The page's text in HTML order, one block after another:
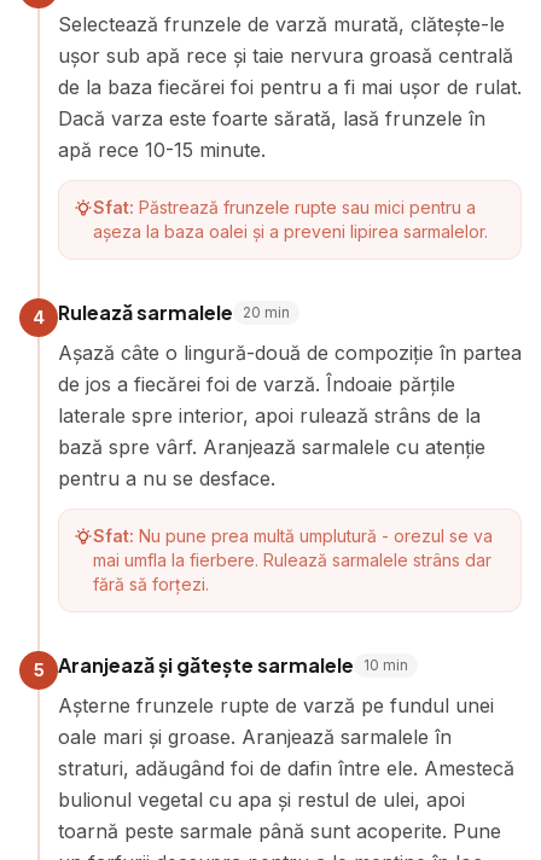
Selectează frunzele de varză murată, clătește-le
ușor sub apă rece și taie nervura groasă centrală
de la baza fiecărei foi pentru a fi mai ușor de rulat.
Dacă varza este foarte sărată, lasă frunzele în
apă rece 10-15 minute.
Sfat: Păstrează frunzele rupte sau mici pentru a
așeza la baza oalei și a preveni lipirea sarmalelor.
4 Rulează sarmalele 20 min
Așază câte o lingură-două de compoziție în partea
de jos a fiecărei foi de varză. Îndoaie părțile
laterale spre interior, apoi rulează strâns de la
bază spre vârf. Aranjează sarmalele cu atenție
pentru a nu se desface.
Sfat: Nu pune prea multă umplutură - orezul se va
mai umfla la fierbere. Rulează sarmalele strâns dar
fără să forțezi.
5 Aranjează și gătește sarmalele 10 min
Așterne frunzele rupte de varză pe fundul unei
oale mari și groase. Aranjează sarmalele în
straturi, adăugând foi de dafin între ele. Amestecă
bulionul vegetal cu apa și restul de ulei, apoi
toarnă peste sarmale până sunt acoperite. Pune